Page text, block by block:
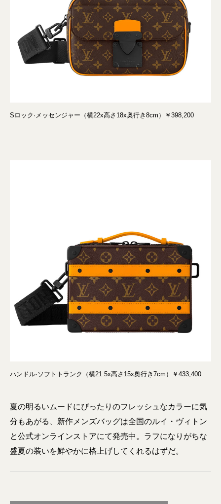
Sロック·メッセンジャー（横22x高さ18x奥行き8cm）￥398,200
ハンドル·ソフトトランク（横21.5x高さ15x奥行き7cm）￥433,400
夏の明るいムードにぴったりのフレッシュなカラーに気
分もあがる、新作メンズバッグは全国のルイ・ヴィトン
と公式オンラインストアにて発売中。ラフになりがちな
盛夏の装いを鮮やかに格上げしてくれるはずだ。